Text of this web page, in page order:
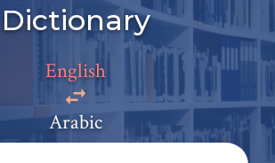
Dictionary
English
Arabic
Add a comment